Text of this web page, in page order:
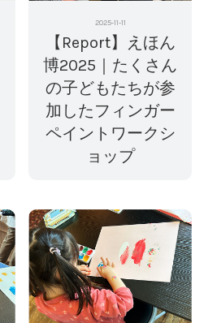
2025-11-11
【Report】えほん
博2025｜たくさん
の子どもたちが参
加したフィンガー
ペイントワークシ
ョップ